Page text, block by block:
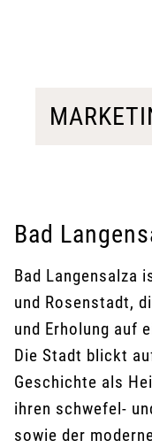
Bad
Bad Langensalza
und Rosenstadt,
und Erholung auf
Die Stadt blickt
Geschichte als
ihren schwefel-
sowie der